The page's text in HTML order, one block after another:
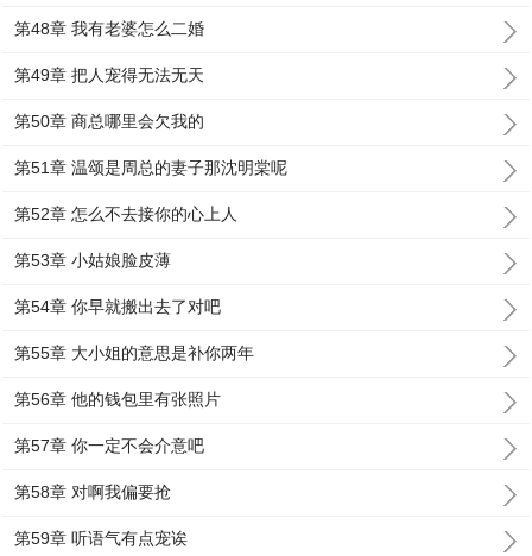
第48章 我有老婆怎么二婚
第49章 把人宠得无法无天
第50章 商总哪里会欠我的
第51章 温颂是周总的妻子那沈明棠呢
第52章 怎么不去接你的心上人
第53章 小姑娘脸皮薄
第54章 你早就搬出去了对吧
第55章 大小姐的意思是补你两年
第56章 他的钱包里有张照片
第57章 你一定不会介意吧
第58章 对啊我偏要抢
第59章 听语气有点宠诶